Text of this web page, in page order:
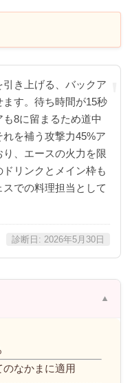
き上げる、バックア
す。待ち時間が15秒
8に留まるため道中
を補う攻撃力45%ア
、エースの火力を限
リンクとメイン枠も
での料理担当として
診断日: 2026年5月30日
のなかまに適用